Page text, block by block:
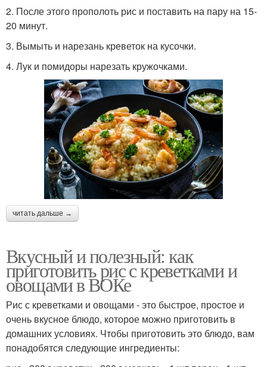
2. После этого прополоть рис и поставить на пару на 15-
20 минут.
3. Вымыть и нарезань креветок на кусочки.
4. Лук и помидоры нарезать кружочками.
читать дальше →
Вкусный и полезный: как
приготовить рис с креветками и
овощами в ВОКе
Рис с креветками и овощами - это быстрое, простое и
очень вкусное блюдо, которое можно приготовить в
домашних условиях. Чтобы приготовить это блюдо, вам
понадобятся следующие ингредиенты: